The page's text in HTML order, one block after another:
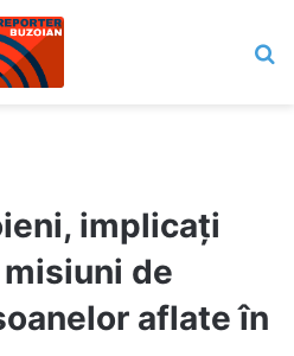
implicați
de
aflate în